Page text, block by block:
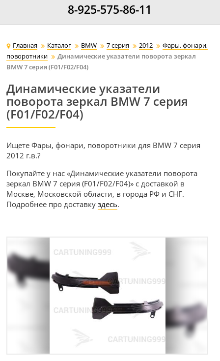
8-925-575-86-11
Главная Каталог BMW 7 серия 2012
Фары, фонари,
поворотники
Динамические указатели поворота зеркал
BMW 7 серия (F01/F02/F04)
Динамические указатели
поворота зеркал BMW 7 серия
(F01/F02/F04)
Ищете Фары, фонари, поворотники для BMW 7 серия
2012 г.в.?
Покупайте у нас «Динамические указатели поворота
зеркал BMW 7 серия (F01/F02/F04)» с доставкой в
Москве, Московской области, в города РФ и СНГ.
Подробнее про доставкуздесь.